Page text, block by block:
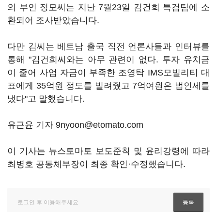
의 부인 정모씨는 지난 7월23일 김건희 특검팀에 소
환되어 조사받았습니다.
다만 김씨는 베트남 출국 직전 언론사들과 인터뷰를
통해 "김건희씨와는 아무 관련이 없다. 투자 유치금
이 줄어 사업 자금이 부족한 조영탁 IMS모빌리티 대
표에게 35억원 정도를 빌려줬고 7억여원은 법인세를
냈다"고 말했습니다.
유근윤 기자 9nyoon@etomato.com
이 기사는 뉴스토마토 보도준칙 및 윤리강령에 따라
최병호 공동체부장이 최종 확인·수정했습니다.